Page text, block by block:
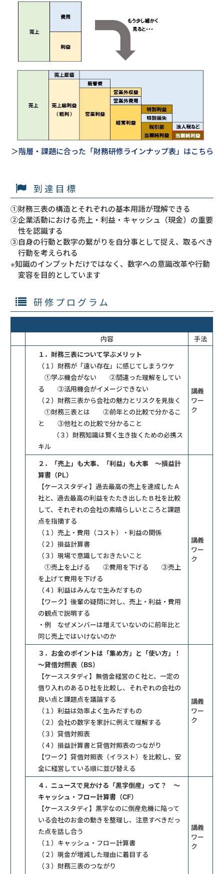
＞階層・課題に合った「財務研修ラインナップ表」はこちら
到達目標
①財務三表の構造とそれぞれの基本用語が理解できる
②企業活動における売上・利益・キャッシュ（現金）の重要
性を認識する
③自身の行動と数字の繋がりを自分事として捉え、取るべき
行動を考えられる
※知識のインプットだけではなく、数字への意識改革や行動
変容を目的としています
研修プログラム
内容
手法
１．財務三表について学ぶメリット
（１）財務が「遠い存在」に感じてしまうワケ
①学ぶ機会がない ②間違った理解をしてい
る ③活用機会がイメージできない
（２）財務三表から会社の魅力とリスクを見抜く
①財務三表とは ②前年との比較で分かるこ
と ③他社との比較で分かること
（３）財務知識は賢く生き抜くための必携ス
キル
講義
ワー
ク
２．「売上」も大事、「利益」も大事 ～損益計
算書（PL）
【ケーススタディ】過去最高の売上を達成したＡ
社と、過去最高の利益をたたき出したＢ社を比較
して、それぞれの会社の素晴らしいところと課題
点を指摘する
（１）売上・費用（コスト）・利益の関係
（２）損益計算書
（３）現場で意識しておきたいこと
①売上を上げる ②費用を下げる ③売上
を上げて費用を下げる
（４）利益はみんなで生みだすもの
【ワーク】後輩の疑問に対し、売上・利益・費用
の観点で説明する
・例 なぜメンバーは増えていないのに前年比と
同じ売上ではいけないのか
講義
ワー
ク
３．お金のポイントは「集め方」と「使い方」！
～貸借対照表（BS）
【ケーススタディ】無借金経営のＣ社と、一定の
借り入れのあるＤ社を比較し、それぞれの会社の
良い点と課題点を議論する
（１）利益は効率よく生みだすもの
（２）会社の数字を家計に例えて理解する
（３）貸借対照表
（４）損益計算書と貸借対照表のつながり
【ワーク】貸借対照表（イラスト）を比較し、安
全に経営している順に並び替える
講義
ワー
ク
４．ニュースで見かける「黒字倒産」って？ ～
キャッシュ・フロー計算書（CF）
【ケーススタディ】黒字なのに倒産危機に陥って
いる会社のお金の動きを整理し、注意すべきだっ
た点を話し合う
（１）キャッシュ・フロー計算書
（２）現金が増減した理由に着目する
（３）財務三表のつながり
講義
ワー
ク